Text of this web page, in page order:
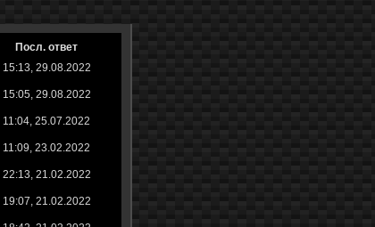
Посл. ответ
15:13, 29.08.2022
15:05, 29.08.2022
11:04, 25.07.2022
11:09, 23.02.2022
22:13, 21.02.2022
19:07, 21.02.2022